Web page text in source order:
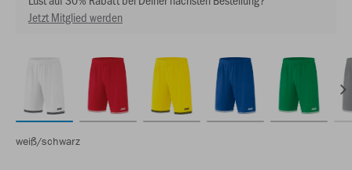
Jetzt Mitglied werden
weiß/schwarz